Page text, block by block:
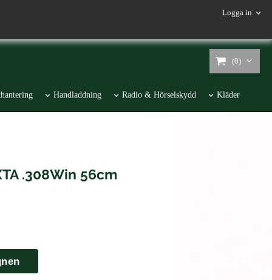
Logga in
(0)
Handladdning Radio & Hörselskydd Kläder
.308Win 56cm